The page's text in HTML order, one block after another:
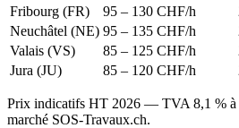
Fribourg (FR)
95 – 130 CHF/h
Neuchâtel (NE) 95 – 135 CHF/h
Valais (VS)
85 – 125 CHF/h
Jura (JU)
85 – 120 CHF/h
Prix indicatifs HT 2026 — TVA 8,1 % à
marché SOS-Travaux.ch.